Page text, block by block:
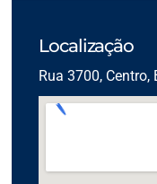
Localização
Rua 3700,